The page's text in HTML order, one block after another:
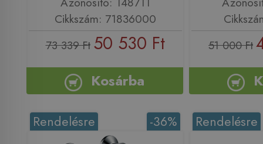
Cikkszám: 71836000
73 339 Ft 50 530 Ft
Kosárba
51 000 Ft
-36%
Rendelésre Rendelésre